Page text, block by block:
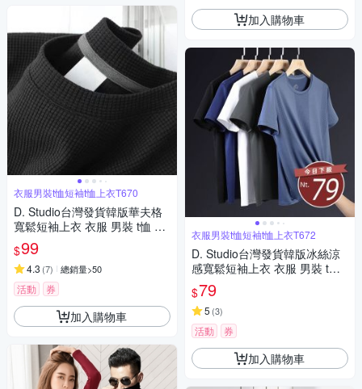
衣服男裝t恤短袖t恤上衣T670
D. Studio台灣發貨韓版華夫格
寬鬆短袖上衣 衣服 男裝 t恤 短
袖t恤 上衣T670
$99
4.3 (7) 總銷量>50
活動 券
加入購物車
加入購物車
衣服男裝t恤短袖t恤上衣T672
D. Studio台灣發貨韓版冰絲涼
感寬鬆短袖上衣 衣服 男裝 t
恤 短袖t恤 上衣T672
$79
5 (3)
活動 券
加入購物車